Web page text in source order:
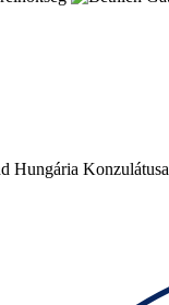
Hungária Konzulátusa